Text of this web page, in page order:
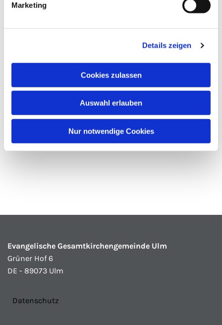
Marketing
Details zeigen
Cookies zulassen
Auswahl erlauben
Nur notwendige Cookies
Evangelische Gesamtkirchengemeinde Ulm
Grüner Hof 6
DE - 89073 Ulm
Datenschutz